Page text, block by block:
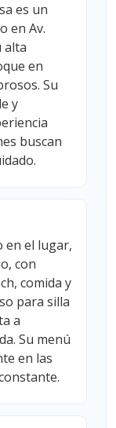
es un
en Av.
alta
en
Su
y
buscan
en el lugar,
con
comida y
para silla
a
Su menú
en las